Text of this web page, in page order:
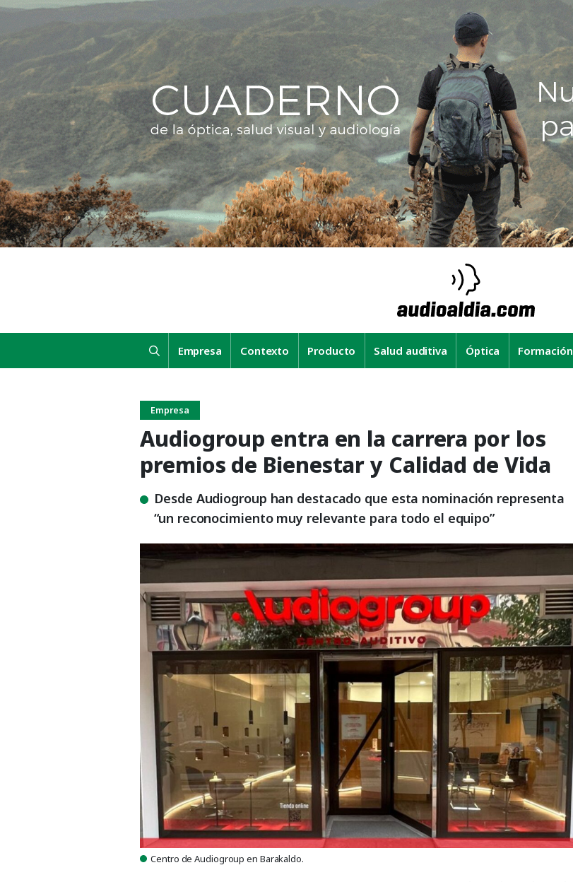
Empresa Contexto Producto Salud auditiva Óptica Formación
Empresa
Audiogroup entra en la carrera por los
premios de Bienestar y Calidad de Vida
Desde Audiogroup han destacado que esta nominación representa
“un reconocimiento muy relevante para todo el equipo”
Centro de Audiogroup en Barakaldo.